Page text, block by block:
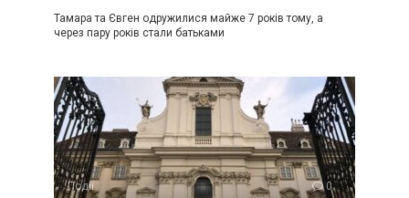
Тамара та Євген одружилися майже 7 років тому, а
через пару років стали батьками
Події 0